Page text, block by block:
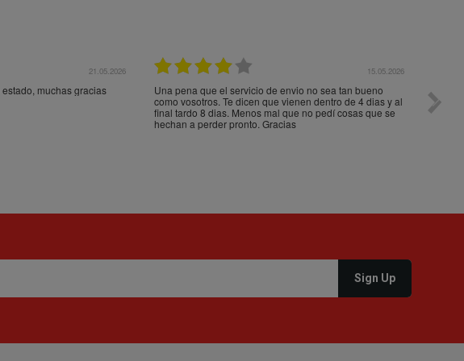
21.05.2026
muchas gracias
15.05.2026
Una pena que el servicio de envio no sea tan bueno
como vosotros. Te dicen que vienen dentro de 4 dias y al
final tardo 8 dias. Menos mal que no pedí cosas que se
hechan a perder pronto. Gracias